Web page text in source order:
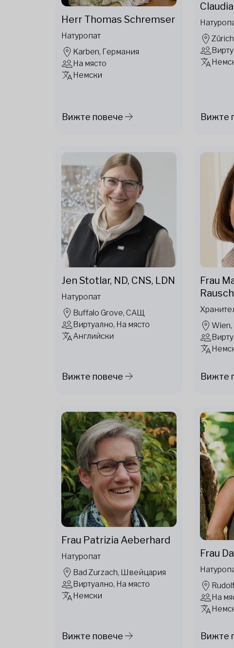
Herr Thomas Schremser
Натуропат
Karben, Германия
На място
Немски
Вижте повече Вижте
Jen Stotlar, ND, CNS, LDN
Натуропат
Buffalo Grove, САЩ
Виртуално, На място
Английски
Вижте повече
Frau
Wien,
Вижте
Frau Patrizia Aeberhard
Натуропат
Bad Zurzach, Швейцария
Виртуално, На място
Немски
Вижте повече
Frau
На
Вижте